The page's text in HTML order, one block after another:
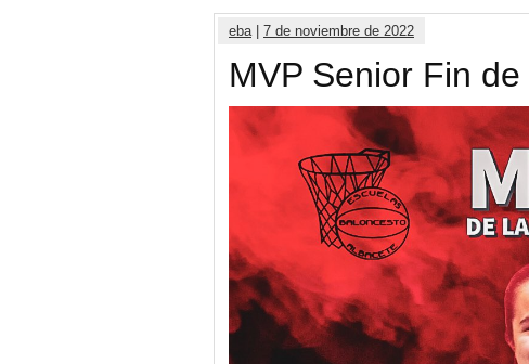
eba| 7 de noviembre de 2022
MVP Senior Fin